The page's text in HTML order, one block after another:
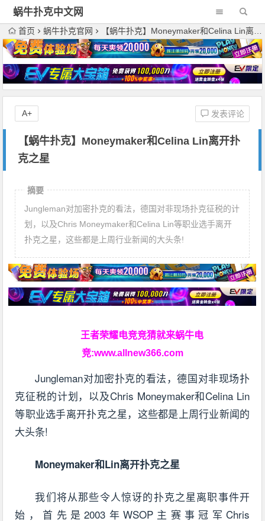
蜗牛扑克中文网
首页 蜗牛扑克官网 【蜗牛扑克】Moneymaker和Celina Lin离开扑克之星
【蜗牛扑克】Moneymaker和Celina Lin离开扑
克之星
发表评论
A+
摘要
Jungleman对加密扑克的看法，德国对非现场扑克征税的计
划，以及Chris Moneymaker和Celina Lin等职业选手离开
扑克之星，这些都是上周行业新闻的大头条!
王者荣耀电竞竞猜就来蜗牛电
竞:www.allnew366.com
Jungleman对加密扑克的看法，德国对非现场扑
克征税的计划，以及Chris Moneymaker和Celina Lin
等职业选手离开扑克之星，这些都是上周行业新闻的
大头条!
Moneymaker和Lin离开扑克之星
我们将从那些令人惊讶的扑克之星离职事件开
始，首先是2003年WSOP主赛事冠军Chris